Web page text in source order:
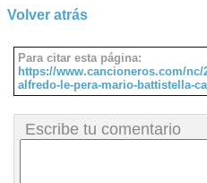
Volver atrás
Para citar esta página:
https://www.cancioneros.com/nc/
alfredo-le-pera-mario-battistella-
Escribe tu comentario